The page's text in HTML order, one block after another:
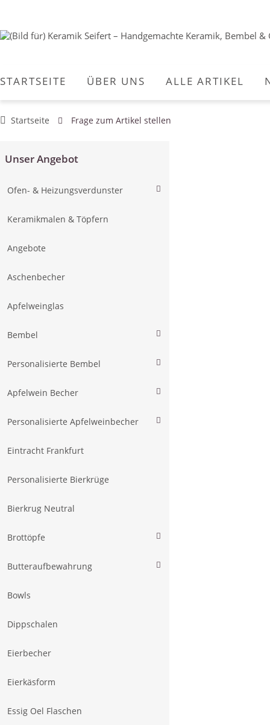
STARTSEITE ÜBER UNS ALLE ARTIKEL
Startseite Frage zum Artikel stellen
Unser Angebot
Ofen- & Heizungsverdunster
Keramikmalen & Töpfern
Angebote
Aschenbecher
Apfelweinglas
Bembel
Personalisierte Bembel
Apfelwein Becher
Personalisierte Apfelweinbecher
Eintracht Frankfurt
Personalisierte Bierkrüge
Bierkrug Neutral
Brottöpfe
Butteraufbewahrung
Bowls
Dippschalen
Eierbecher
Eierkäsform
Essig Oel Flaschen